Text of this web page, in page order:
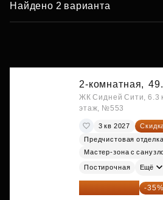
Найдено 2 варианта
2-комнатная,
ЖК Сидней Сити, 6.3
этаж, №553
3 кв 2027
Предчистовая отделка
Мастер-зона с
Постирочная Ещё
28 158 416 ₽ -35%